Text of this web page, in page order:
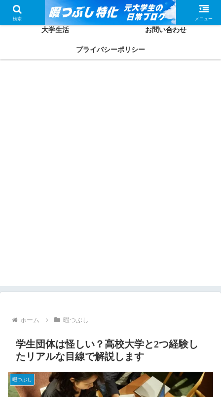
ホーム かしわってどんな人？
大学生活 お問い合わせ
プライバシーポリシー
ホーム 暇つぶし
学生団体は怪しい？高校大学と2つ経験し
たリアルな目線で解説します
暇つぶし
検索 メニュー